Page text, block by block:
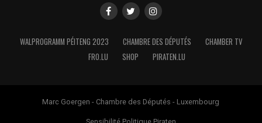
WALPROGRAMM PÉITENG 2023 CHAMBRE DES DÉPUTÉS
CHAMBER TV
FRO.LU
SHOP PIRATEN.LU
Marc Goergen - Chambre des Députés - Luxembourg